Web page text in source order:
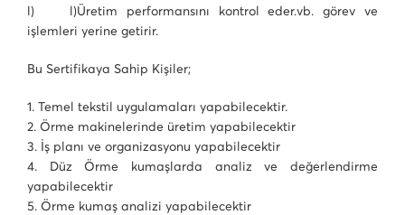
l) l)Üretim performansını kontrol eder.vb. görev ve
işlemleri yerine getirir.
Bu Sertifikaya Sahip Kişiler;
1. Temel tekstil uygulamaları yapabilecektir.
2. Örme makinelerinde üretim yapabilecektir
3. İş planı ve organizasyonu yapabilecektir
4. Düz Örme kumaşlarda analiz ve değerlendirme
yapabilecektir
5. Örme kumaş analizi yapabilecektir